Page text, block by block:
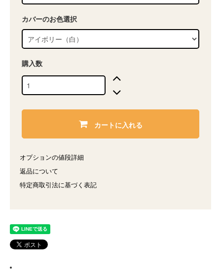
カバーのお色選択
購入数
カートに入れる
オプションの値段詳細
返品について
特定商取引法に基づく表記